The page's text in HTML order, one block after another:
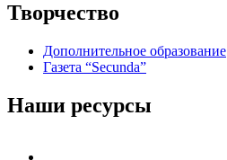
Творчество
Дополнительное образование
Газета “Secunda”
Наши ресурсы